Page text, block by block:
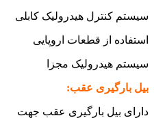
سیستم کنترل هیدرولیک کابلی
استفاده از قطعات اروپایی
سیستم هیدرولیک مجزا
بیل بارگیری عقب:
دارای بیل بارگیری عقب جهت